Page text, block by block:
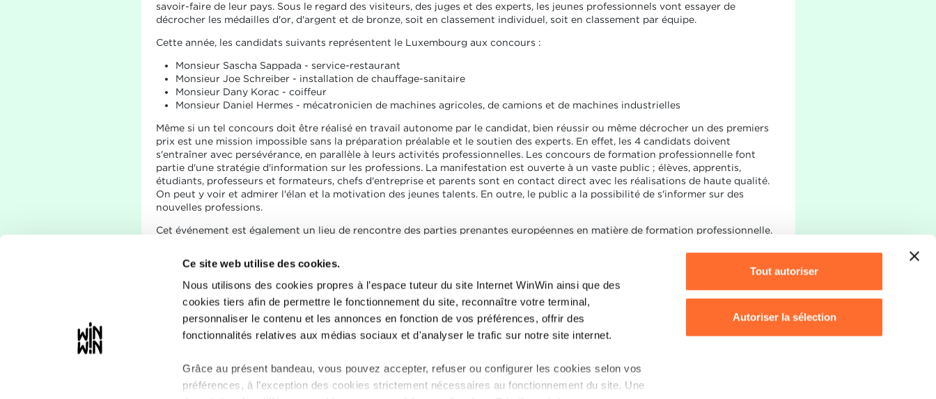
Ce site web utilise des cookies.
Nous utilisons des cookies propres à l’espace tuteur du site Internet WinWin ainsi que des
cookies tiers afin de permettre le fonctionnement du site, reconnaître votre terminal,
personnaliser le contenu et les annonces en fonction de vos préférences, offrir des
fonctionnalités relatives aux médias sociaux et d'analyser le trafic sur notre site internet.
Grâce au présent bandeau, vous pouvez accepter, refuser ou configurer les cookies selon vos
préférences, à l’exception des cookies strictement nécessaires au fonctionnement du site. Une
Tout autoriser
Autoriser la sélection
savoir-faire de leur pays. Sous le regard des visiteurs, des juges et des experts, les jeunes professionnels vont essayer de
décrocher les médailles d'or, d'argent et de bronze, soit en classement individuel, soit en classement par équipe.
Cette année, les candidats suivants représentent le Luxembourg aux concours :
Monsieur Sascha Sappada - service-restaurant
Monsieur Joe Schreiber - installation de chauffage-sanitaire
Monsieur Dany Korac - coiffeur
Monsieur Daniel Hermes - mécatronicien de machines agricoles, de camions et de machines industrielles
Même si un tel concours doit être réalisé en travail autonome par le candidat, bien réussir ou même décrocher un des premiers
prix est une mission impossible sans la préparation préalable et le soutien des experts. En effet, les 4 candidats doivent
s'entraîner avec persévérance, en parallèle à leurs activités professionnelles. Les concours de formation professionnelle font
partie d'une stratégie d'information sur les professions. La manifestation est ouverte à un vaste public ; élèves, apprentis,
étudiants, professeurs et formateurs, chefs d'entreprise et parents sont en contact direct avec les réalisations de haute qualité.
On peut y voir et admirer l'élan et la motivation des jeunes talents. En outre, le public a la possibilité de s'informer sur des
nouvelles professions.
Cet événement est également un lieu de rencontre des parties prenantes européennes en matière de formation professionnelle.
Interview Roger Thoss - Chambre de Commerce:
Plus d’informations surwww.rtl.lu
Source: SCRIPT en collaboration avec la rédaction de RTL.lu